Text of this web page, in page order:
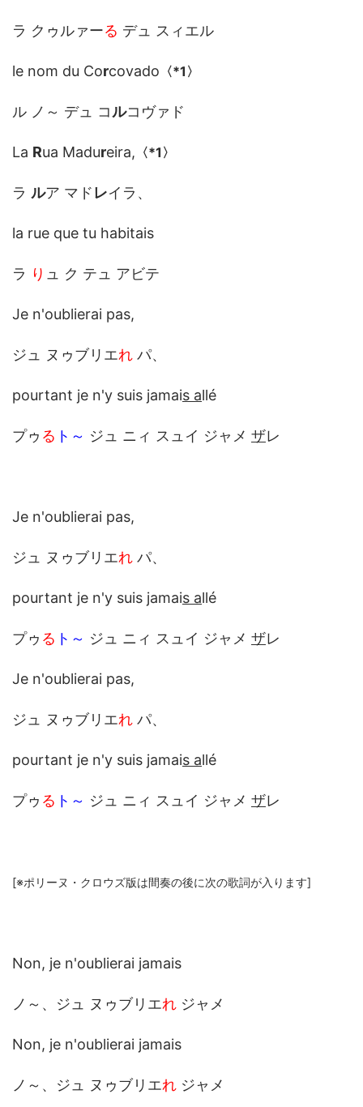
ラ クゥルァーる デュ スィエル
le nom du Corcovado 〈*1 〉
ル ノ～ デュ コルコヴァド
La Rua Madureira, 〈*1 〉
ラ ルア マドレイラ、
la rue que tu habitais
ラ り ュ ク テュ アビテ
Je n'oublierai pas,
ジュ ヌゥブリエれ パ、
pourtant je n'y suis jamais allé
プゥ る ト～ ジュ ニィ スュイ ジャメ ザレ
Je n'oublierai pas,
ジュ ヌゥブリエれ パ、
pourtant je n'y suis jamais allé
プゥ る ト～ ジュ ニィ スュイ ジャメ ザレ
Je n'oublierai pas,
ジュ ヌゥブリエれ パ、
pourtant je n'y suis jamais allé
プゥ る ト～ ジュ ニィ スュイ ジャメ ザレ
[※ポリーヌ・クロウズ版は間奏の後に次の歌詞が入ります]
Non, je n'oublierai jamais
ノ～、ジュ ヌゥブリエれ ジャメ
Non, je n'oublierai jamais
ノ～、ジュ ヌゥブリエれ ジャメ